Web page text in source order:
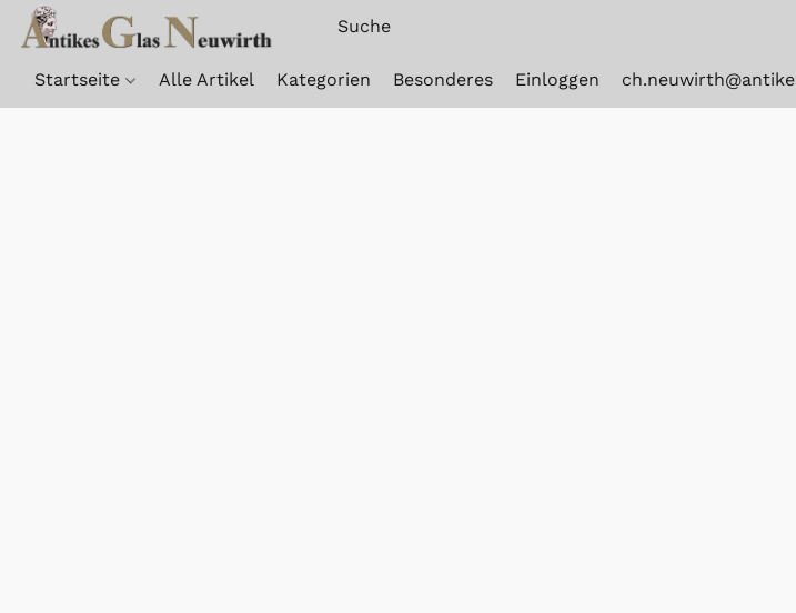
Startseite Alle Artikel Kategorien Besonderes Einloggen